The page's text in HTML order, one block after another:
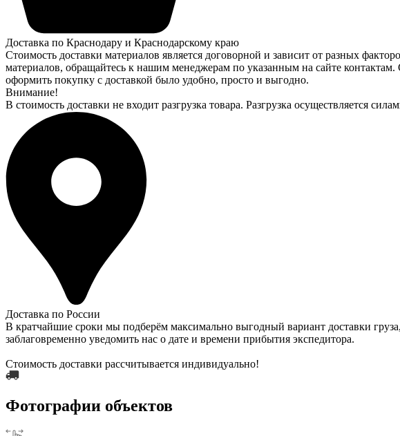
Доставка по Краснодару и Краснодарскому краю
Стоимость доставки материалов является договорной и зависит от разных
материалов, обращайтесь к нашим менеджерам по указанным на сайте
оформить покупку с доставкой было удобно, просто и выгодно.
Внимание!
В стоимость доставки не входит разгрузка товара. Разгрузка осуществляется
Доставка по России
В кратчайшие сроки мы подберём максимально выгодный вариант доставки
заблаговременно уведомить нас о дате и времени прибытия экспедитора.
Стоимость доставки рассчитывается индивидуально!
Фотографии объектов